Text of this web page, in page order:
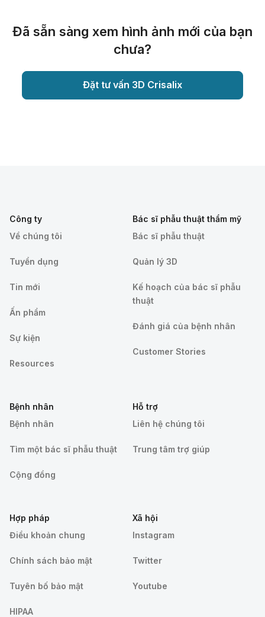
Đã sẵn sàng xem hình ảnh mới của bạn
chưa?
Đặt tư vấn 3D Crisalix
Công ty
Về chúng tôi
Tuyển dụng
Tin mới
Ấn phẩm
Sự kiện
Resources
Bác sĩ phẫu thuật thẩm mỹ
Bác sĩ phẫu thuật
Quản lý 3D
Kế hoạch của bác sĩ phẫu
thuật
Đánh giá của bệnh nhân
Customer Stories
Bệnh nhân
Bệnh nhân
Tìm một bác sĩ phẫu thuật
Cộng đồng
Hỗ trợ
Liên hệ chúng tôi
Trung tâm trợ giúp
Hợp pháp
Điều khoản chung
Chính sách bảo mật
Tuyên bố bảo mật
HIPAA
Xã hội
Instagram
Twitter
Youtube